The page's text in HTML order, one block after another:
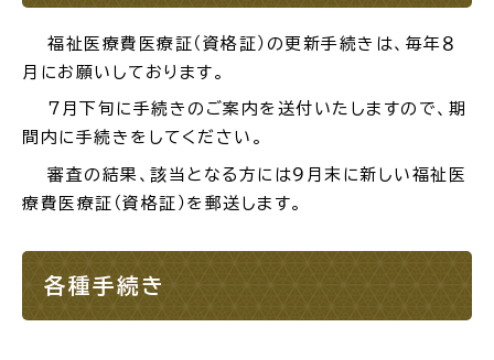
福祉 医療費医療証（資格証）の更新手続きは、毎年８
月にお願いしております。
７月下旬に手続きのご案内を送付いたしますので、期
間内に手続きをしてください。
審査の結果、該当となる方には９月末に新しい福祉医
療費医療証（資格証）を郵送します。
各種手続き